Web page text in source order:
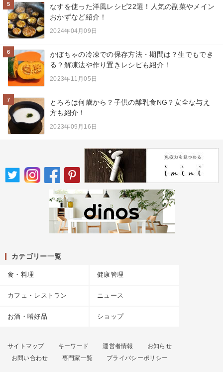
5
なすを使った洋風レシピ22選！人気の副菜やメイン
おかずなど紹介！
2024年04月09日
6
かぼちゃの冷凍での保存方法・期間は？生でもでき
る？解凍法や作り置きレシピも紹介！
2023年11月05日
7
とろろは何歳から？子供の離乳食NG？安全な与え
方も紹介！
2023年09月16日
カテゴリー一覧
食・料理 健康管理
カフェ・レストラン ニュース
お酒・嗜好品 ショップ
サイトマップ キーワード 運営者情報
お知らせ
お問い合わせ
専門家一覧 プライバシーポリシー